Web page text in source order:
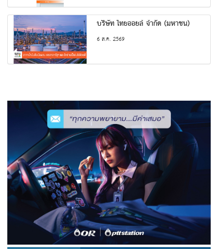
บริษัท ไทยออยล์ จำกัด (มหาชน)
6 ส.ค. 2569